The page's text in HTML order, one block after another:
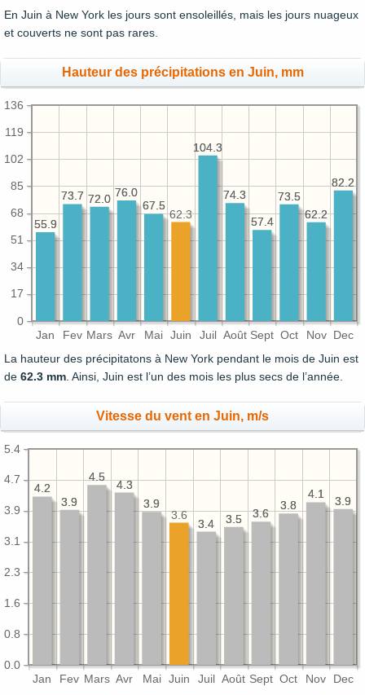
En Juin à New York les jours sont ensoleillés, mais les jours nuageux
et couverts ne sont pas rares.
Hauteur des précipitations en Juin, mm
Jan Fev Mars Avr Mai Juin Juil Août Sept Oct Nov Dec
0
17
34
51
68
85
102
119
136
82.2
62.2
73.5
57.4
74.3
104.3
67.5
76.0
72.0
73.7
55.9
82.2
62.2
73.5
57.4
74.3
104.3
62.3
67.5
76.0
72.0
73.7
55.9
La hauteur des précipitatons à New York pendant le mois de Juin est
de 62.3 mm . Ainsi, Juin est l’un des mois les plus secs de l’année.
Vitesse du vent en Juin, m/s
Jan Fev Mars Avr Mai Juin Juil Août Sept Oct Nov Dec
0.0
0.8
1.6
2.3
3.1
3.9
4.7
5.4
3.9
4.1
3.8
3.6
3.5
3.4
3.9
4.3
4.5
3.9
4.2
3.9
4.1
3.8
3.6
3.5
3.4
3.6
3.9
4.3
4.5
3.9
4.2